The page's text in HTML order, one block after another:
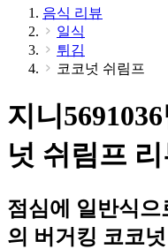
음식 리뷰
일식
튀김
코코넛 쉬림프
지니
넛 쉬림프
점심에 일반식으
의 버거킹 코코